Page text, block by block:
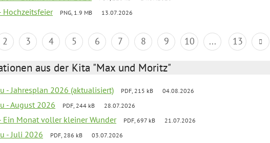
Hochzeitsfeier PNG, 1.9 MB 13.07.2026
2 3 4 5 6 7 8 9 10 ... 13
aus der Kita "Max und Moritz"
- Jahresplan 2026 (aktualisiert) PDF, 215 kB 04.08.2026
- August 2026 PDF, 244 kB 28.07.2026
Ein Monat voller kleiner Wunder PDF, 697 kB 21.07.2026
- Juli 2026 PDF, 286 kB 03.07.2026